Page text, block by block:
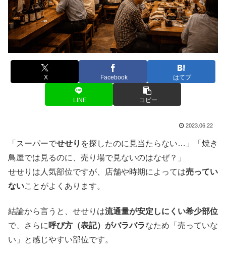
X Facebook はてブ
LINE コピー
2023.06.22
「スーパーでせせり を探したのに見当たらない…」「焼き
鳥屋では見るのに、売り場で見ないのはなぜ？」
せせりは人気部位ですが、店舗や時期によっては売ってい
ないことがよくあります。
結論から言うと、せせりは流通量が安定しにくい希少部位
で、さらに呼び方（表記）がバラバラなため「売っていな
い」と感じやすい部位です。